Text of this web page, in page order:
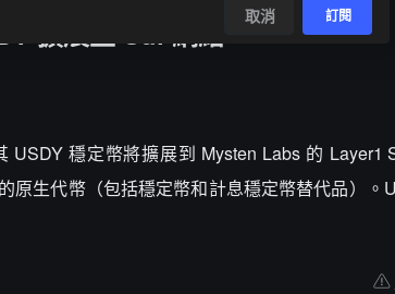
擴展至 Sui 網絡
穩定幣將擴展到 Mysten Labs 的 Layer1
原生代幣（包括穩定幣和計息穩定幣替代品）。
取消 訂閱